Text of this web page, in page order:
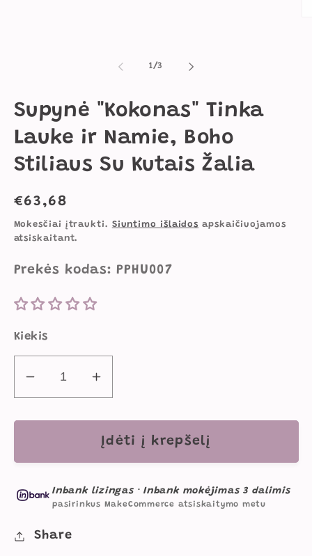
1/iš
3
Supynė "Kokonas" Tinka
Lauke ir Namie, Boho
Stiliaus Su Kutais Žalia
Įprasta
kaina
€63,68
Mokesčiai įtraukti. Siuntimo išlaidos apskaičiuojamos
atsiskaitant.
Prekės kodas: PPHU007
Kiekis
Sumažinti
Supynė
&quot;Kokonas&quot;
Lauke
Namie,
Stiliaus
Padidinti
Supynė
&quot;Kokonas&quot;
Tinka
Lauke
Namie,
Įdėti į krepšelį
Inbank lizingas ·Inbank mokėjimas 3 dalimis
pasirinkus MakeCommerce atsiskaitymo metu
Share